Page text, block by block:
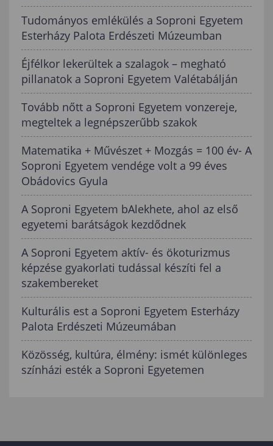
Tudományos emlékülés a Soproni Egyetem
Esterházy Palota Erdészeti Múzeumban
Éjfélkor lekerültek a szalagok – megható
pillanatok a Soproni Egyetem Valétabálján
Tovább nőtt a Soproni Egyetem vonzereje,
megteltek a legnépszerűbb szakok
Matematika + Művészet + Mozgás = 100 év- A
Soproni Egyetem vendége volt a 99 éves
Obádovics Gyula
A Soproni Egyetem bAlekhete, ahol az első
egyetemi barátságok kezdődnek
A Soproni Egyetem aktív- és ökoturizmus
képzése gyakorlati tudással készíti fel a
szakembereket
Kulturális est a Soproni Egyetem Esterházy
Palota Erdészeti Múzeumában
Közösség, kultúra, élmény: ismét különleges
színházi esték a Soproni Egyetemen